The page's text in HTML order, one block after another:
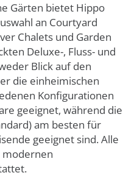
Gärten bietet Hippo
an Courtyard
Chalets und Garden
Deluxe-, Fluss- und
Blick auf den
die einheimischen
Konfigurationen
geeignet, während die
am besten für
geeignet sind. Alle
modernen